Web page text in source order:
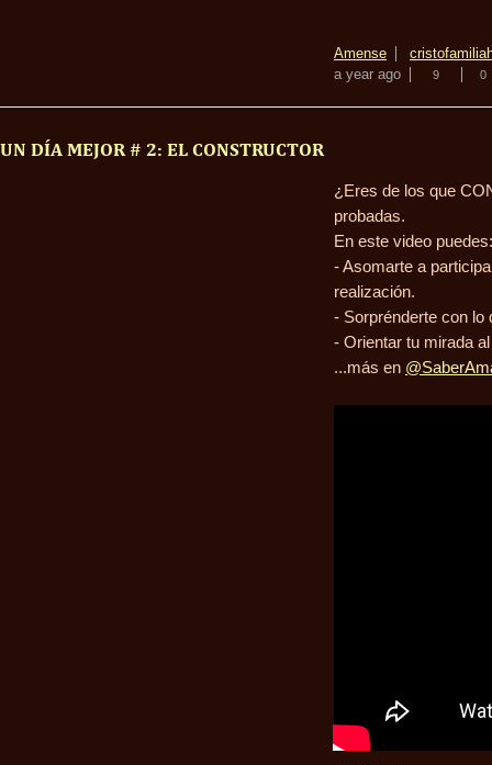
Amense cristofamilia
a year ago
9 0
UN DÍA MEJOR # 2: EL CONSTRUCTOR
¿Eres de los que
probadas.
En este video
- Asomarte a
realización.
- Sorprénderte con
- Orientar tu mirada
...más en